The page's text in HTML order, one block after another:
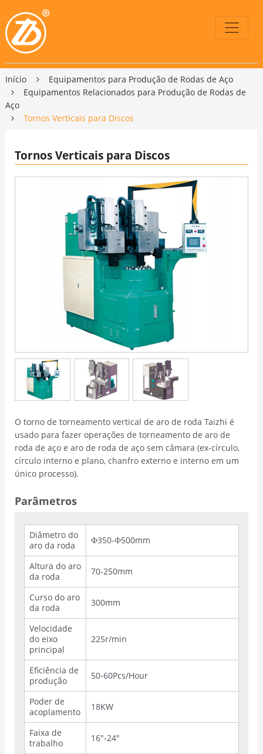
Início
Equipamentos para Produção de Rodas de Aço
Equipamentos Relacionados para Produção de Rodas de
Aço
Tornos Verticais para Discos
Tornos Verticais para Discos
O torno de torneamento vertical de aro de roda Taizhi é
usado para fazer operações de torneamento de aro de
roda de aço e aro de roda de aço sem câmara (ex-círculo,
círculo interno e plano, chanfro externo e interno em um
único processo).
Parâmetros
Diâmetro do
aro da roda
Ф350-Ф500mm
Altura do aro
da roda
70-250mm
Curso do aro
da roda
300mm
Velocidade
do eixo
principal
225r/min
Eficiência de
produção
50-60Pcs/Hour
Poder de
acoplamento
18KW
Faixa de
trabalho
16"-24"